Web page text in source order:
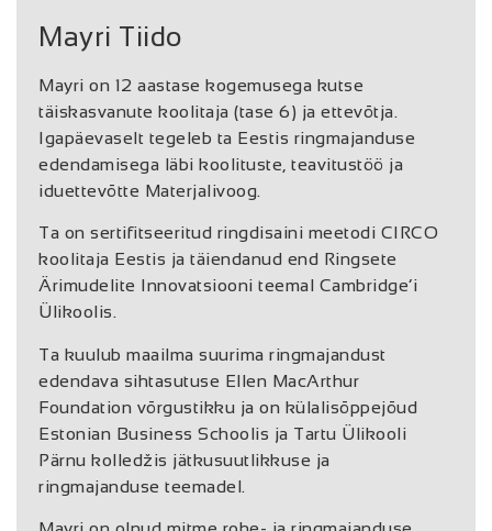
Mayri Tiido
Mayri on 12 aastase kogemusega kutse
täiskasvanute koolitaja (tase 6) ja ettevõtja.
Igapäevaselt tegeleb ta Eestis ringmajanduse
edendamisega läbi koolituste, teavitustöö ja
iduettevõtte Materjalivoog.
Ta on sertifitseeritud ringdisaini meetodi CIRCO
koolitaja Eestis ja täiendanud end Ringsete
Ärimudelite Innovatsiooni teemal Cambridge’i
Ülikoolis.
Ta kuulub maailma suurima ringmajandust
edendava sihtasutuse Ellen MacArthur
Foundation võrgustikku ja on külalisõppejõud
Estonian Business Schoolis ja Tartu Ülikooli
Pärnu kolledžis jätkusuutlikkuse ja
ringmajanduse teemadel.